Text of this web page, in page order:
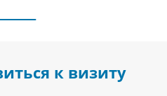
к визиту